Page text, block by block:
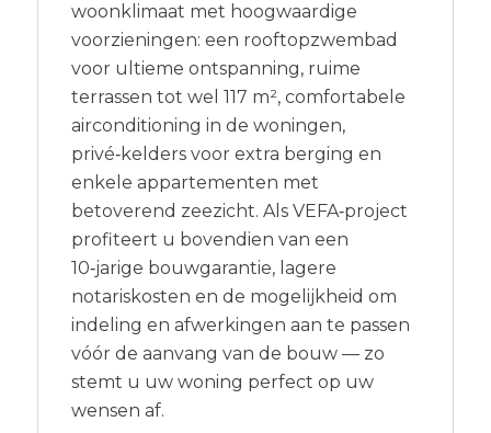
woonklimaat met hoogwaardige
voorzieningen: een rooftopzwembad
voor ultieme ontspanning, ruime
terrassen tot wel 117 m², comfortabele
airconditioning in de woningen,
privé‑kelders voor extra berging en
enkele appartementen met
betoverend zeezicht. Als VEFA‑project
profiteert u bovendien van een
10‑jarige bouwgarantie, lagere
notariskosten en de mogelijkheid om
indeling en afwerkingen aan te passen
vóór de aanvang van de bouw — zo
stemt u uw woning perfect op uw
wensen af.